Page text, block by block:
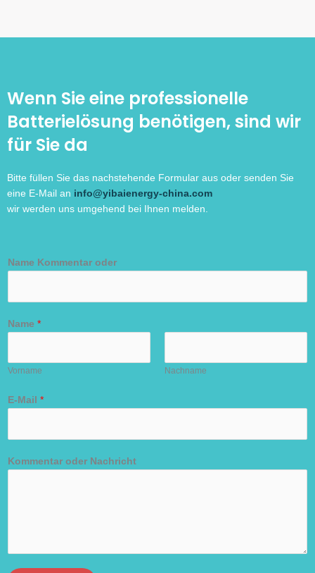
Wenn Sie eine professionelle
Batterielösung benötigen, sind wir
für Sie da
Bitte füllen Sie das nachstehende Formular aus oder senden Sie
eine E-Mail an info@yibaienergy-china.com
wir werden uns umgehend bei Ihnen melden.
Name Kommentar oder
Name *
Vorname Nachname
E-Mail *
Kommentar oder Nachricht